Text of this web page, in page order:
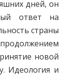
дней, он
ответ на
страны
новой
Идеология и